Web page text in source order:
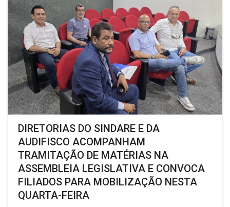
DIRETORIAS DO SINDARE E DA
AUDIFISCO ACOMPANHAM
TRAMITAÇÃO DE MATÉRIAS NA
ASSEMBLEIA LEGISLATIVA E CONVOCA
FILIADOS PARA MOBILIZAÇÃO NESTA
QUARTA-FEIRA